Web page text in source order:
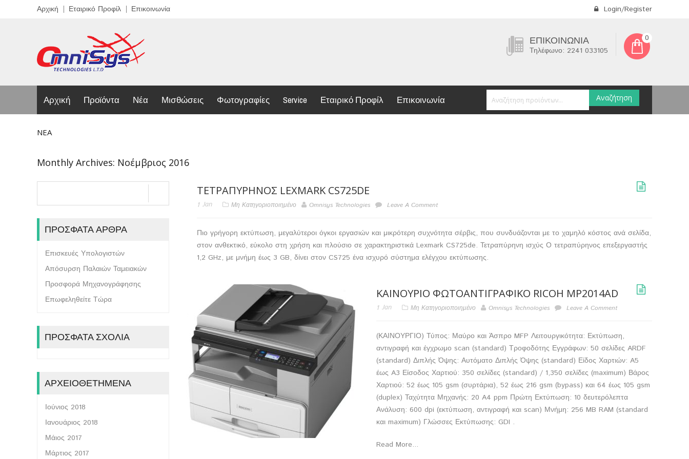
Αρχική Εταιρικό Προφίλ Επικοινωνία Login/Register
ΕΠΙΚΟΙΝΩΝΊΑ
Τηλέφωνο: 2241 033105
0
Αρχική Προϊόντα Νέα Μισθώσεις Φωτογραφίες Service Εταιρικό Προφίλ Επικοινωνία Αναζήτηση
ΝΈΑ
Monthly Archives: Νοέμβριος 2016
ΤΕΤΡΑΠΎΡΗΝΟΣ LEXMARK CS725DE
1 Jan Μη Κατηγοριοποιημένο Omnisys Technologies Leave A Comment
Πιο γρήγορη εκτύπωση, μεγαλύτεροι όγκοι εργασιών και μικρότερη συχνότητα σέρβις, που συνδυάζονται με το χαμηλό κόστος ανά σελίδα,
στον ανθεκτικό, εύκολο στη χρήση και πλούσιο σε χαρακτηριστικά Lexmark CS725de. Τετραπύρηνη ισχύς Ο τετραπύρηνος επεξεργαστής
1,2 GHz, με μνήμη έως 3 GB, δίνει στον CS725 ένα ισχυρό σύστημα ελέγχου εκτύπωσης.
ΚΑΙΝΟΎΡΙΟ ΦΩΤΟΑΝΤΙΓΡΑΦΙΚΌ RICOH MP2014AD
1 Jan Μη Κατηγοριοποιημένο Omnisys Technologies Leave A Comment
(ΚΑΙΝΟΥΡΓΙΟ) Τύπος: Μαύρο και Άσπρο MFP Λειτουργικότητα: Εκτύπωση,
αντιγραφή και έγχρωμο scan (standard) Τροφοδότης Εγγράφων: 50 σελίδες ARDF
(standard) Διπλής Όψης: Αυτόματο Διπλής Όψης (standard) Είδος Χαρτιών: A5
έως A3 Είσοδος Χαρτιού: 350 σελίδες (standard) / 1,350 σελίδες (maximum) Βάρος
Χαρτιού: 52 έως 105 gsm (συρτάρια), 52 έως 216 gsm (bypass) και 64 έως 105 gsm
(duplex) Ταχύτητα Μηχανής: 20 A4 ppm Πρώτη Εκτύπωση: 10 δευτερόλεπτα
Ανάλυση: 600 dpi (εκτύπωση, αντιγραφή και scan) Μνήμη: 256 MB RAM (standard
και maximum) Γλώσσες Εκτύπωσης: GDI .
Read More...
ΠΡΌΣΦΑΤΑ ΆΡΘΡΑ
Επισκευές Υπολογιστών
Απόσυρση Παλαιών Ταμειακών
Προσφορά Μηχανογράφησης
Επωφεληθείτε Τώρα
ΠΡΌΣΦΑΤΑ ΣΧΌΛΙΑ
ΑΡΧΕΙΟΘΕΤΗΜΈΝΑ
Ιούνιος 2018
Ιανουάριος 2018
Μάιος 2017
Μάρτιος 2017